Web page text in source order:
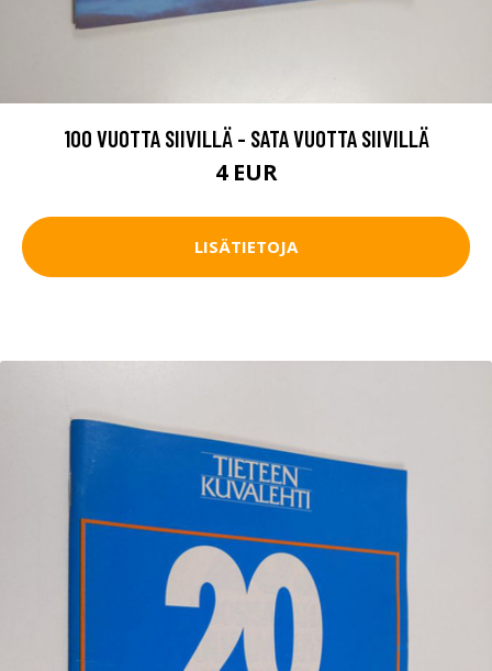
100 VUOTTA SIIVILLÄ - SATA VUOTTA SIIVILLÄ
4 EUR
LISÄTIETOJA